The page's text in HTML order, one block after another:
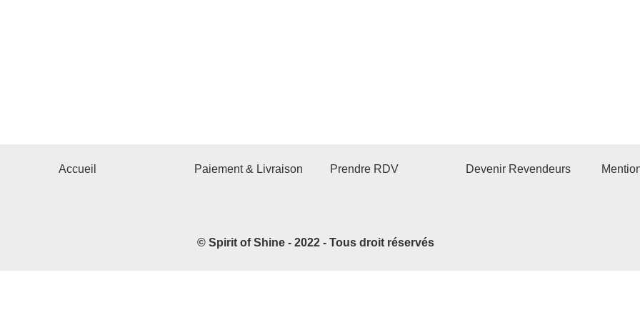
Accueil Paiement & Livraison Prendre RDV Devenir Revendeurs
© Spirit of Shine - 2022 - Tous droit réservés